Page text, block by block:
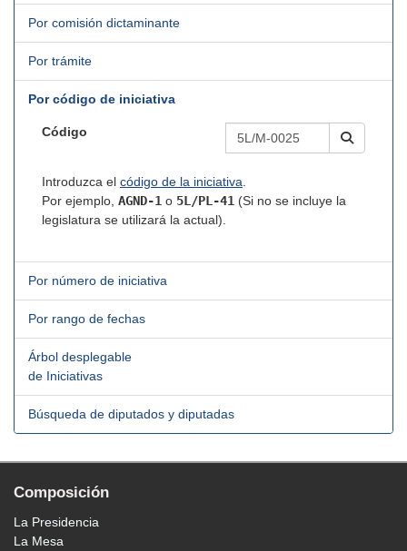
Por comisión dictaminante
Por trámite
Por código de iniciativa
Código
Introduzca el código de la iniciativa.
Por ejemplo, AGND-1 o 5L/PL-41 (Si no se incluye la
legislatura se utilizará la actual).
Por número de iniciativa
Por rango de fechas
Árbol desplegable
de Iniciativas
Búsqueda de diputados y diputadas
Composición
La Presidencia
La Mesa